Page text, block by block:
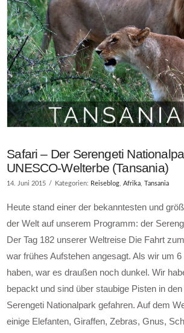
Safari – Der Serengeti
UNESCO-Welterbe (Tansania)
14. Juni 2015 Kategorien: Reiseblog ,Afrika ,Tansania
Heute stand einer der bekanntesten und
der Welt auf unserem Programm: der
Der Tag 182 unserer Weltreise Die Fahrt
war frühes Aufstehen angesagt. Als wir um
haben, war es draußen noch dunkel. Wir
bepackt und sind über staubige Pisten in
Serengeti Nationalpark gefahren. Auf dem
einige Elefanten, Giraffen, Zebras, Gnus,